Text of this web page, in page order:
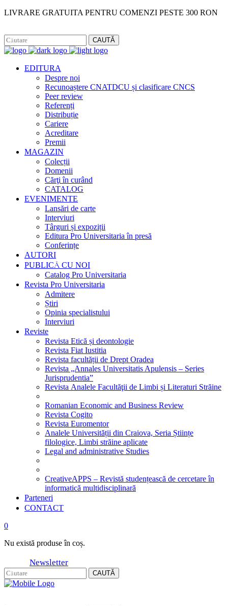
LIVRARE GRATUITA PENTRU COMENZI PESTE 300 RON
CAUTĂ
EDITURA
Despre noi
Recunoaștere CNATDCU și clasificare CNCS
Peer review
Referenți
Distribuție
Cariere
Acreditare
Premii
MAGAZIN
Colecții
Domenii
Cărţi în curând
CATALOG
EVENIMENTE
Lansări de carte
Interviuri
Târguri și expoziții
Editura Pro Universitaria în presă
Conferințe
AUTORI
PUBLICĂ CU NOI
Catalog Pro Universitaria
Revista Pro Universitaria
Admitere
Știri
Opinia specialistului
Interviuri
Reviste
Revista Etică și deontologie
Revista Fiat Iustitia
Revista facultății de Drept Oradea
Revista „Annales Universitatis Apulensis – Series
Jurisprudentia”
Revista Analele Facultăţii de Limbi și Literaturi Străine
Romanian Economic and Business Review
Revista Cogito
Revista Euromentor
Analele Universității din Craiova, Seria Științe
filologice, Limbi străine aplicate
Legal and administrative Studies
CreativeAPPS – Revistă studențească de cercetare în
informatică multidisciplinară
Parteneri
CONTACT
0
Nu există produse în coș.
Newsletter
CAUTĂ